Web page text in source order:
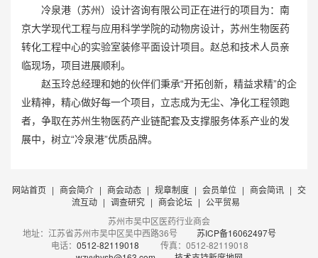
冷泉港（苏州）设计咨询有限公司正在进行的项目为：南
京大学现代工程与应用科学学院的动物房设计，苏州生物医药
转化工程中心的实验室装修平面设计项目。赵总和技术人员亲
临现场，项目进展顺利。
赵玉玲总经理和她的伙伴们秉承“开拓创新，精益求精”的企
业精神，精心做好每一个项目，立志成为无尘、净化工程领跑
者，争取在苏州生物医药产业链配套及支撑服务体系产业的发
展中，树立“冷泉港”优质品牌。
网站首页 | 商会简介 | 商会动态 | 规章制度 | 会员单位 | 商会简讯 | 交
流互动 | 调查研究 | 商会论坛 | 公平贸易
苏州市吴中区医药行业商会
地址：江苏省苏州市吴中区吴中西路36号
苏ICP备16062497号
电话： 0512-82119018 传真：0512-82119018